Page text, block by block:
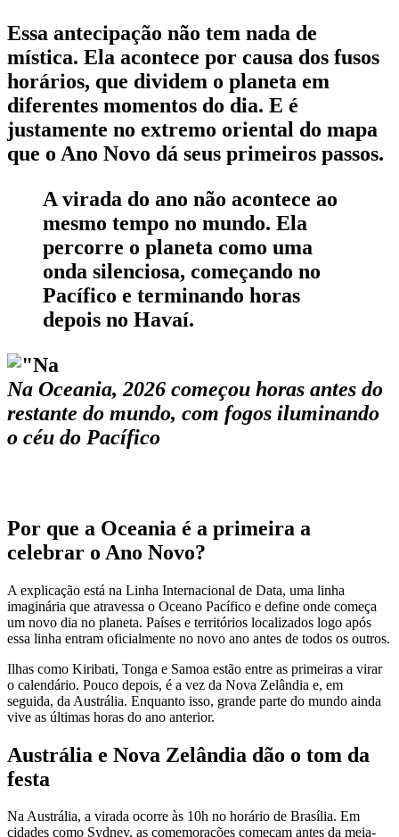
Essa antecipação não tem nada de
mística. Ela acontece por causa dos fusos
horários, que dividem o planeta em
diferentes momentos do dia. E é
justamente no extremo oriental do mapa
que o Ano Novo dá seus primeiros passos.
A virada do ano não acontece ao
mesmo tempo no mundo. Ela
percorre o planeta como uma
onda silenciosa, começando no
Pacífico e terminando horas
depois no Havaí.
Na Oceania, 2026 começou horas antes do
restante do mundo, com fogos iluminando
o céu do Pacífico
Por que a Oceania é a primeira a
celebrar o Ano Novo?
A explicação está na Linha Internacional de Data, uma linha
imaginária que atravessa o Oceano Pacífico e define onde começa
um novo dia no planeta. Países e territórios localizados logo após
essa linha entram oficialmente no novo ano antes de todos os outros.
Ilhas como Kiribati, Tonga e Samoa estão entre as primeiras a virar
o calendário. Pouco depois, é a vez da Nova Zelândia e, em
seguida, da Austrália. Enquanto isso, grande parte do mundo ainda
vive as últimas horas do ano anterior.
Austrália e Nova Zelândia dão o tom da
festa
Na Austrália, a virada ocorre às 10h no horário de Brasília. Em
cidades como Sydney, as comemorações começam antes da meia-